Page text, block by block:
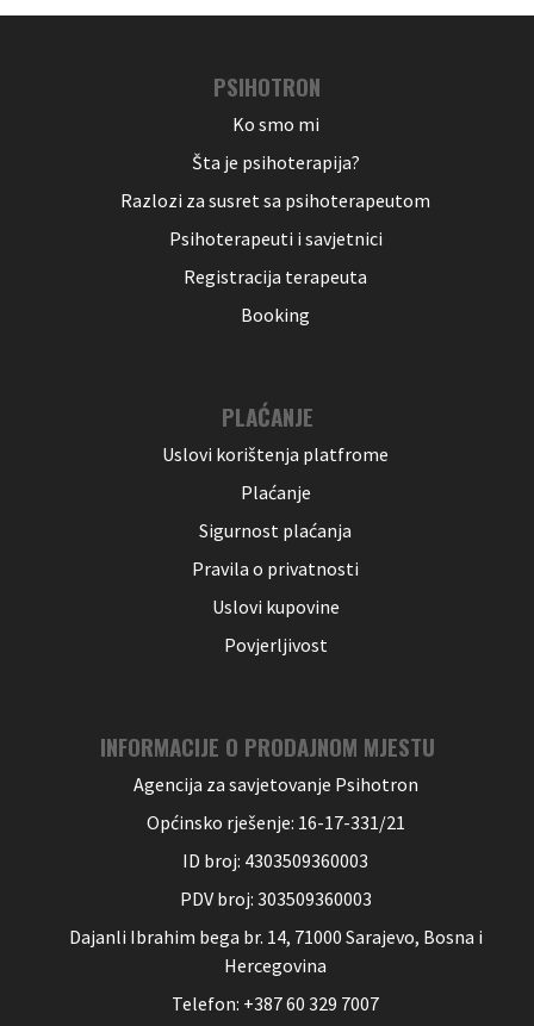
PSIHOTRON
Ko smo mi
Šta je psihoterapija?
Razlozi za susret sa psihoterapeutom
Psihoterapeuti i savjetnici
Registracija terapeuta
Booking
PLAĆANJE
Uslovi korištenja platfrome
Plaćanje
Sigurnost plaćanja
Pravila o privatnosti
Uslovi kupovine
Povjerljivost
INFORMACIJE O PRODAJNOM MJESTU
Agencija za savjetovanje Psihotron
Općinsko rješenje: 16-17-331/21
ID broj: 4303509360003
PDV broj: 303509360003
Dajanli Ibrahim bega br. 14, 71000 Sarajevo, Bosna i
Hercegovina
Telefon: +387 60 329 7007